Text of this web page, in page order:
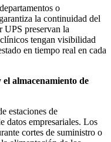
o
la continuidad del
UPS preservan la
tengan visibilidad
en tiempo real en cada
almacenamiento de
estaciones de
datos empresariales. Los
cortes de suministro o